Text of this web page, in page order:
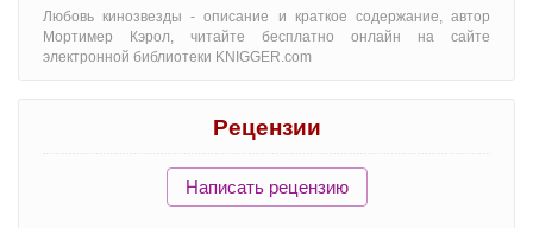
Любовь кинозвезды - oписание и краткое содержание, автор
Мортимер Кэрол, читайте бесплатно онлайн на сайте
электронной библиотеки KNIGGER.com
Рецензии
Написать рецензию